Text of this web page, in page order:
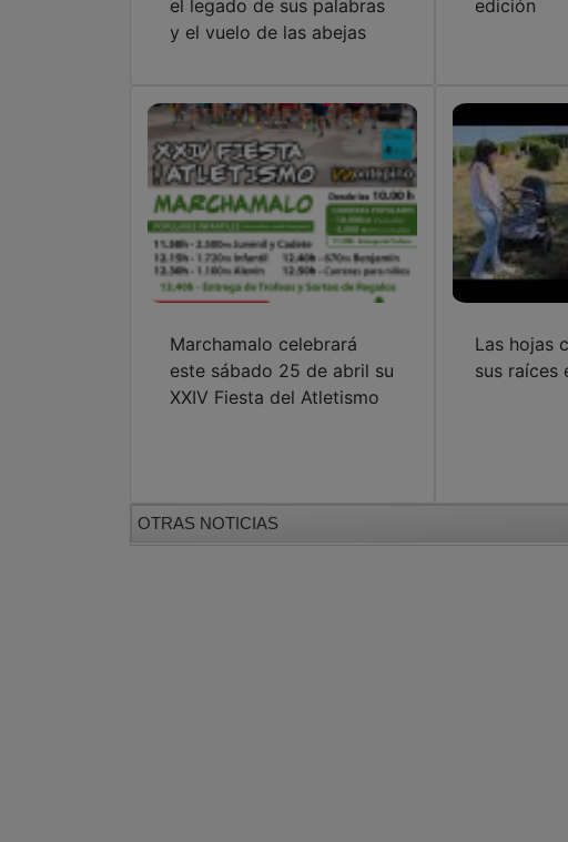
el legado de sus palabras
y el vuelo de las abejas
edición
Marchamalo celebrará
este sábado 25 de abril su
XXIV Fiesta del Atletismo
Las hojas
sus raíces
OTRAS NOTICIAS